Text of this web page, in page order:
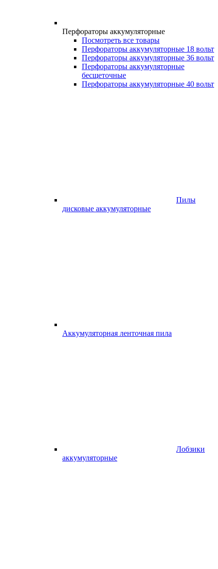
Перфораторы аккумуляторные
Посмотреть все товары
Перфораторы аккумуляторные 18 вольт
Перфораторы аккумуляторные 36 вольт
Перфораторы аккумуляторные
бесщеточные
Перфораторы аккумуляторные 40 вольт
Пилы
дисковые аккумуляторные
Аккумуляторная ленточная пила
Лобзики
аккумуляторные